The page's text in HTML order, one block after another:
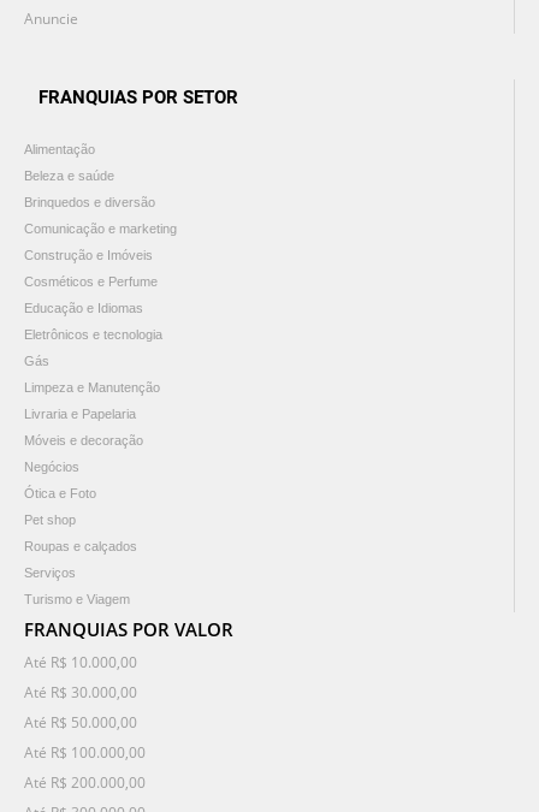
Anuncie
FRANQUIAS POR SETOR
Alimentação
Beleza e saúde
Brinquedos e diversão
Comunicação e marketing
Construção e Imóveis
Cosméticos e Perfume
Educação e Idiomas
Eletrônicos e tecnologia
Gás
Limpeza e Manutenção
Livraria e Papelaria
Móveis e decoração
Negócios
Ótica e Foto
Pet shop
Roupas e calçados
Serviços
Turismo e Viagem
FRANQUIAS POR VALOR
Até R$ 10.000,00
Até R$ 30.000,00
Até R$ 50.000,00
Até R$ 100.000,00
Até R$ 200.000,00